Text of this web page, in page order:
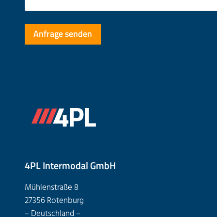
l
d
e
4PL Intermodal GmbH
Mühlenstraße 8
27356 Rotenburg
– Deutschland –